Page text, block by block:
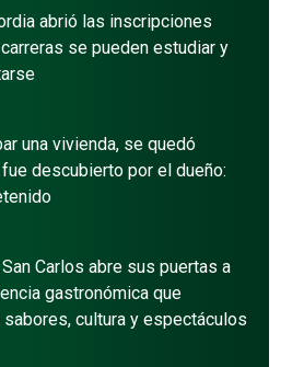
abrió las inscripciones
se pueden estudiar y
una vivienda, se quedó
descubierto por el dueño:
Carlos abre sus puertas a
gastronómica que
sabores, cultura y espectáculos